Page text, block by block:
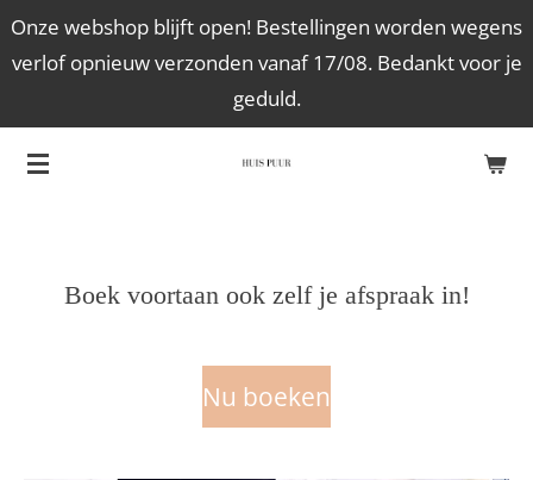
Ga
direct
de
hoofdinhoud
Onze webshop blijft open! Bestellingen worden wegens
verlof opnieuw verzonden vanaf 17/08. Bedankt voor je
geduld.
Boek voortaan ook zelf je afspraak in!
Nu boeken